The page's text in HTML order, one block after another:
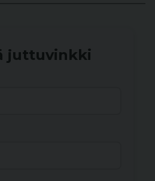
juttuvinkki